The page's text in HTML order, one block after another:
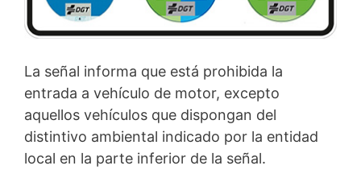
La señal informa que está prohibida la
entrada a vehículo de motor, excepto
aquellos vehículos que dispongan del
distintivo ambiental indicado por la entidad
local en la parte inferior de la señal.